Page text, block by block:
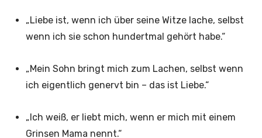
„Liebe ist, wenn ich über seine Witze lache, selbst
wenn ich sie schon hundertmal gehört habe.“
„Mein Sohn bringt mich zum Lachen, selbst wenn
ich eigentlich genervt bin – das ist Liebe.“
„Ich weiß, er liebt mich, wenn er mich mit einem
Grinsen Mama nennt.“